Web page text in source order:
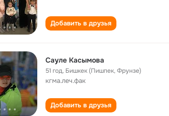
Добавить в друзья
Сауле Касымова
51 год, Бишкек (Пишпек, Фрунзе)
кгма.леч.фак
Добавить в друзья